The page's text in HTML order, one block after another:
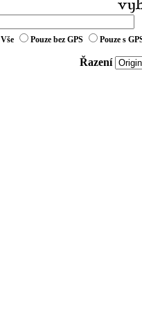
Vše Pouze bez GPS Pouze s
Řazení